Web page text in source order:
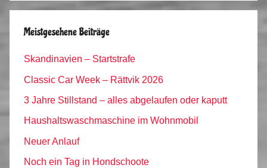
Meistgesehene Beiträge
Skandinavien – Startstrafe
Classic Car Week – Rättvik 2026
3 Jahre Stillstand – alles abgelaufen oder kaputt
Haushaltswaschmaschine im Wohnmobil
Neuer Anlauf
Noch ein Tag in Hondschoote